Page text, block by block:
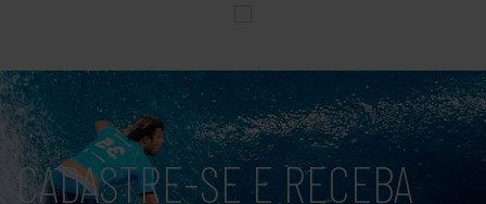
CADASTRE-SE E RECEBA